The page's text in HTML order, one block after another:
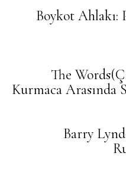
Boykot Ahlakı:
The
Kurmaca Arasında
Barry